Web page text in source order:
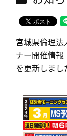
宮城県倫理
ナー開催情
を更新しまし